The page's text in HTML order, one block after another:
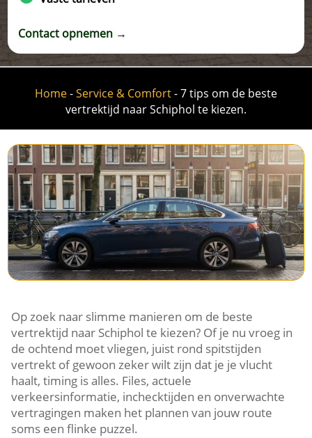
Contact opnemen →
Home-Service & Comfort-7 tips om de beste
vertrektijd naar Schiphol te kiezen.
Op zoek naar slimme manieren om de beste
vertrektijd naar Schiphol te kiezen? Of je nu vroeg in
de ochtend moet vliegen, juist rond spitstijden
vertrekt of gewoon zeker wilt zijn dat je je vlucht
haalt, timing is alles. Files, actuele
verkeersinformatie, inchecktijden en onverwachte
vertragingen maken het plannen van jouw route
soms een flinke puzzel.